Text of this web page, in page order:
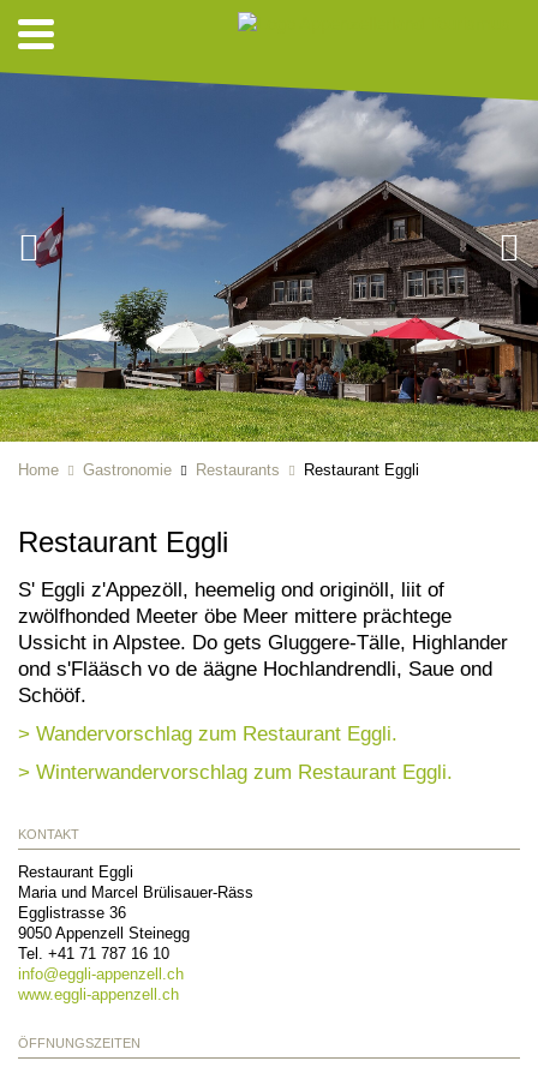
Home Gastronomie Restaurants Restaurant Eggli
Restaurant Eggli
S' Eggli z'Appezöll, heemelig ond originöll, liit of
zwölfhonded Meeter öbe Meer mittere prächtege
Ussicht in Alpstee. Do gets Gluggere-Tälle, Highlander
ond s'Flääsch vo de äägne Hochlandrendli, Saue ond
Schööf.
> Wandervorschlag zum Restaurant Eggli.
> Winterwandervorschlag zum Restaurant Eggli.
KONTAKT
Restaurant Eggli
Maria und Marcel Brülisauer-Räss
Egglistrasse 36
9050 Appenzell Steinegg
Tel. +41 71 787 16 10
info@eggli-appenzell.ch
www.eggli-appenzell.ch
ÖFFNUNGSZEITEN